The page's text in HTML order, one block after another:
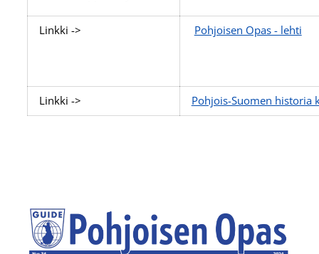
Linkki -> Pohjoisen Opas - lehti
Linkki -> Pohjois-Suomen historia